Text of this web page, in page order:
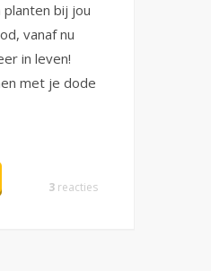
bij jou
vanaf nu
in leven!
met je dode
3 reacties